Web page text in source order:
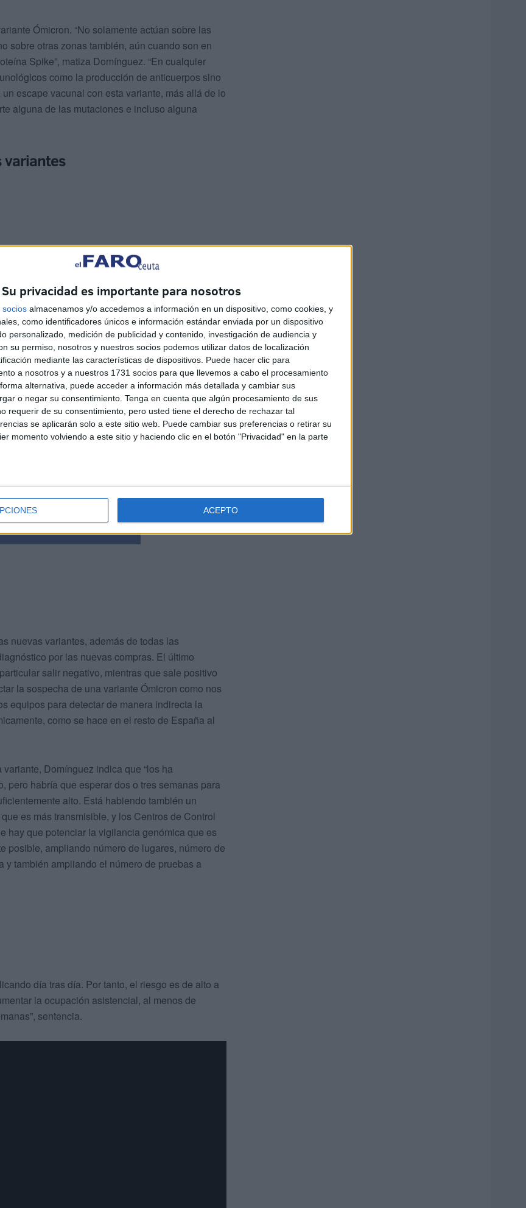
Su privacidad es importante para nosotros
socios almacenamos y/o accedemos a información en un dispositivo, como cookies, y
como identificadores únicos e información estándar enviada por un dispositivo
personalizado, medición de publicidad y contenido, investigación de audiencia y
su permiso, nosotros y nuestros socios podemos utilizar datos de localización
mediante las características de dispositivos. Puede hacer clic para
a nosotros y a nuestros 1731 socios para que llevemos a cabo el procesamiento
alternativa, puede acceder a información más detallada y cambiar sus
o negar su consentimiento. Tenga en cuenta que algún procesamiento de sus
requerir de su consentimiento, pero usted tiene el derecho de rechazar tal
se aplicarán solo a este sitio web. Puede cambiar sus preferencias o retirar su
momento volviendo a este sitio y haciendo clic en el botón "Privacidad" en la parte
ACEPTO
Ómicron. “No solamente actúan sobre las
sobre otras zonas también, aún cuando son en
Spike”, matiza Domínguez. “En cualquier
como la producción de anticuerpos sino
escape vacunal con esta variante, más allá de lo
alguna de las mutaciones e incluso alguna
variantes
nuevas variantes, además de todas las
por las nuevas compras. El último
salir negativo, mientras que sale positivo
la sospecha de una variante Ómicron como nos
equipos para detectar de manera indirecta la
como se hace en el resto de España al
Domínguez indica que “los ha
habría que esperar dos o tres semanas para
alto. Está habiendo también un
es más transmisible, y los Centros de Control
hay que potenciar la vigilancia genómica que es
posible, ampliando número de lugares, número de
también ampliando el número de pruebas a
día tras día. Por tanto, el riesgo es de alto a
la ocupación asistencial, al menos de
sentencia.